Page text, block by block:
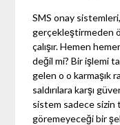
SMS onay
gerçekleştirmeden
çalışır. Hemen
değil mi? Bir işlemi
gelen o o karmaşık
saldırılara karşı
sistem sadece sizin
göremeyeceği bir